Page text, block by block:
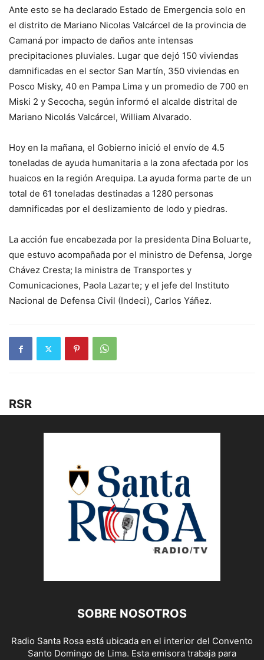
Ante esto se ha declarado Estado de Emergencia solo en
el distrito de Mariano Nicolas Valcárcel de la provincia de
Camaná por impacto de daños ante intensas
precipitaciones pluviales. Lugar que dejó 150 viviendas
damnificadas en el sector San Martín, 350 viviendas en
Posco Misky, 40 en Pampa Lima y un promedio de 700 en
Miski 2 y Secocha, según informó el alcalde distrital de
Mariano Nicolás Valcárcel, William Alvarado.
Hoy en la mañana, el Gobierno inició el envío de 4.5
toneladas de ayuda humanitaria a la zona afectada por los
huaicos en la región Arequipa. La ayuda forma parte de un
total de 61 toneladas destinadas a 1280 personas
damnificadas por el deslizamiento de lodo y piedras.
La acción fue encabezada por la presidenta Dina Boluarte,
que estuvo acompañada por el ministro de Defensa, Jorge
Chávez Cresta; la ministra de Transportes y
Comunicaciones, Paola Lazarte; y el jefe del Instituto
Nacional de Defensa Civil (Indeci), Carlos Yáñez.
RSR
SOBRE NOSOTROS
Radio Santa Rosa está ubicada en el interior del Convento
Santo Domingo de Lima. Esta emisora trabaja para